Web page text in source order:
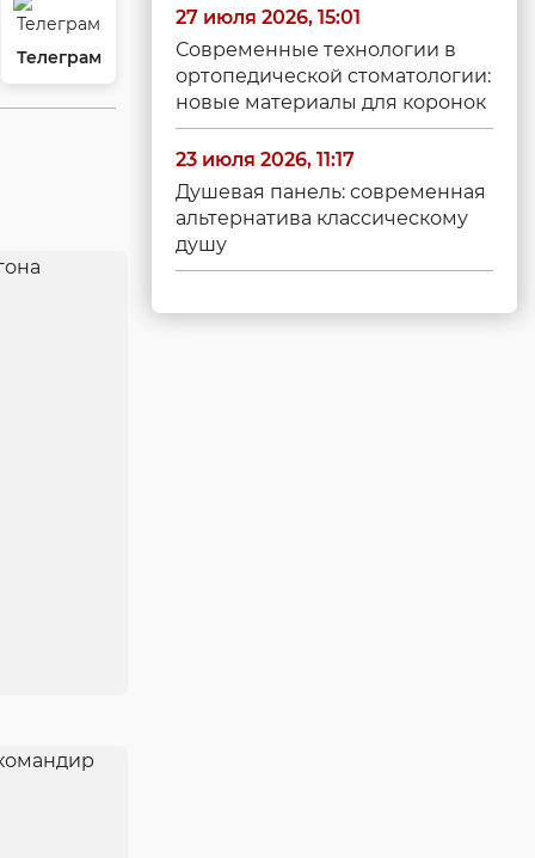
Телеграм
27 июля 2026, 15:01
Современные технологии в
ортопедической стоматологии:
новые материалы для коронок
23 июля 2026, 11:17
Душевая панель: современная
альтернатива классическому
душу